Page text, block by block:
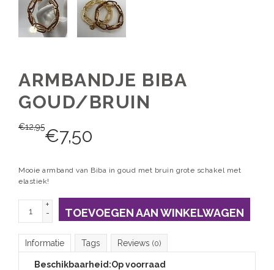
ARMBANDJE BIBA
GOUD/BRUIN
€12,95€7,50
Mooie armband van Biba in goud met bruin grote schakel met
elastiek!
+
-
TOEVOEGEN AAN WINKELWAGEN
Informatie Tags Reviews (0)
Beschikbaarheid:Op voorraad